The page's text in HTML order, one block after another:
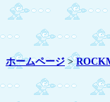
ホームページ >